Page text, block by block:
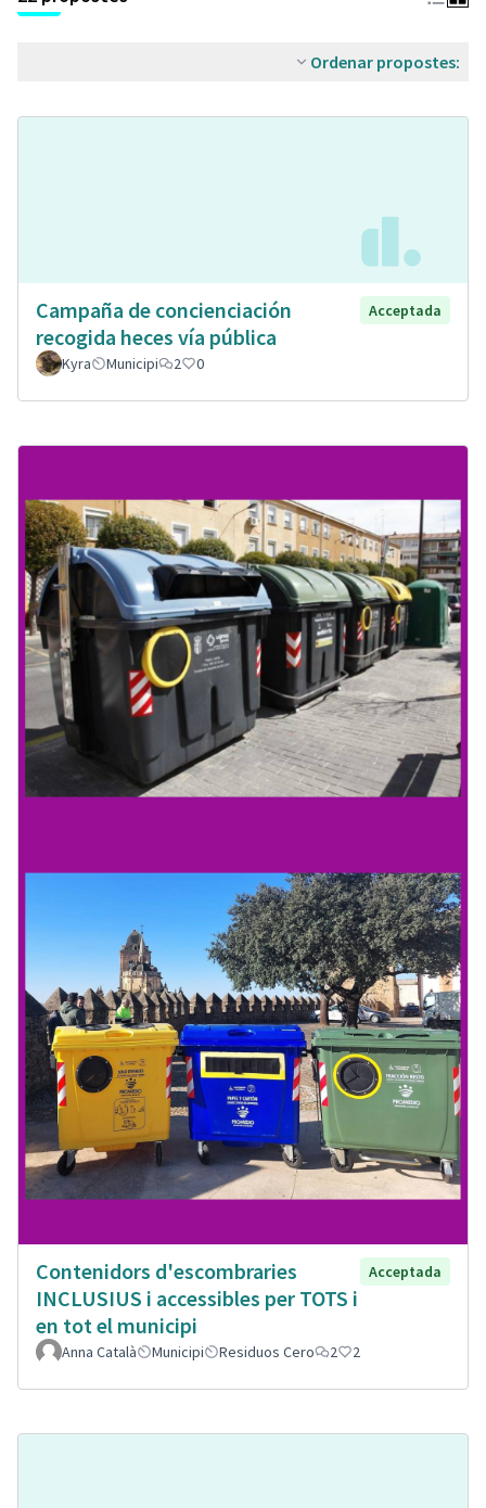
Ordenar propostes:
Campaña de concienciación
recogida heces vía pública
Acceptada
Kyra Municipi 2 0
Contenidors d'escombraries
INCLUSIUS i accessibles per TOTS i
en tot el municipi
Acceptada
Anna Català Municipi Residuos Cero 2 2